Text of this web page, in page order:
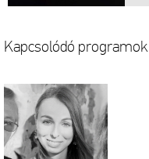
Kap­cso­ló­dó prog­ra­mok